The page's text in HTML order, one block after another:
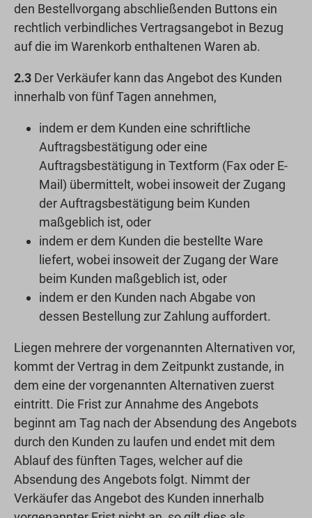
den Bestellvorgang abschließenden Buttons ein
rechtlich verbindliches Vertragsangebot in Bezug
auf die im Warenkorb enthaltenen Waren ab.
2.3 Der Verkäufer kann das Angebot des Kunden
innerhalb von fünf Tagen annehmen,
indem er dem Kunden eine schriftliche
Auftragsbestätigung oder eine
Auftragsbestätigung in Textform (Fax oder E-
Mail) übermittelt, wobei insoweit der Zugang
der Auftragsbestätigung beim Kunden
maßgeblich ist, oder
indem er dem Kunden die bestellte Ware
liefert, wobei insoweit der Zugang der Ware
beim Kunden maßgeblich ist, oder
indem er den Kunden nach Abgabe von
dessen Bestellung zur Zahlung auffordert.
Liegen mehrere der vorgenannten Alternativen vor,
kommt der Vertrag in dem Zeitpunkt zustande, in
dem eine der vorgenannten Alternativen zuerst
eintritt. Die Frist zur Annahme des Angebots
beginnt am Tag nach der Absendung des Angebots
durch den Kunden zu laufen und endet mit dem
Ablauf des fünften Tages, welcher auf die
Absendung des Angebots folgt. Nimmt der
Verkäufer das Angebot des Kunden innerhalb